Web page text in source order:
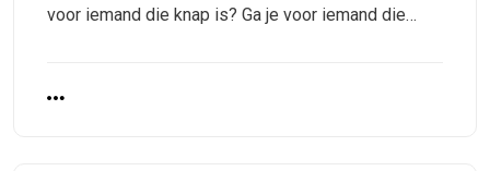
voor iemand die knap is? Ga je voor iemand die…